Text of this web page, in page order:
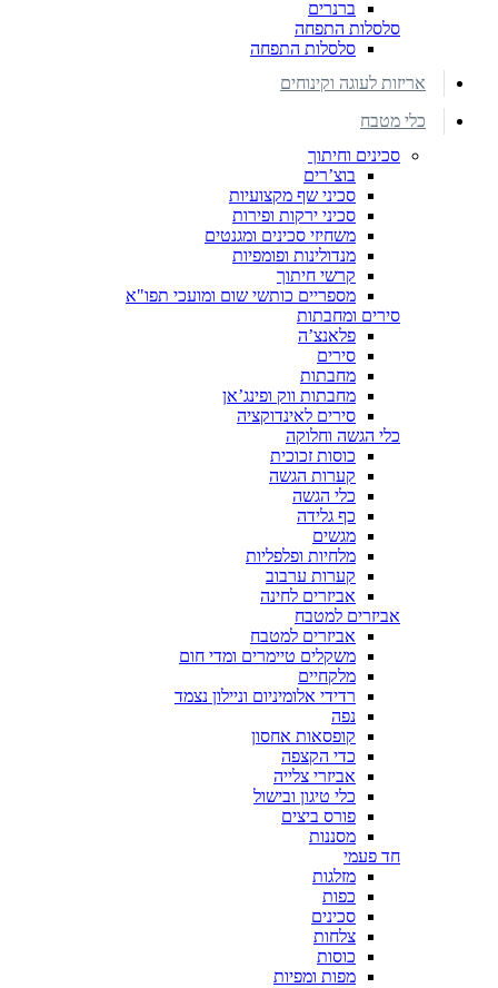
ברנרים
סלסלות התפחה
סלסלות התפחה
אריזות לעוגה וקינוחים
כלי מטבח
סכינים וחיתוך
בוצ’רים
סכיני שף מקצועיות
סכיני ירקות ופירות
משחיזי סכינים ומגנטים
מנדולינות ופומפיות
קרשי חיתוך
מספריים כותשי שום ומועכי תפו"א
סירים ומחבתות
פלאנצ’ה
סירים
מחבתות
מחבתות ווק ופינג’אן
סירים לאינדוקציה
כלי הגשה וחלוקה
כוסות זכוכית
קערות הגשה
כלי הגשה
כף גלידה
מגשים
מלחיות ופלפליות
קערות ערבוב
אביזרים לחינה
אביזרים למטבח
אביזרים למטבח
משקלים טיימרים ומדי חום
מלקחיים
רדידי אלומיניום וניילון נצמד
נפה
קופסאות אחסון
כדי הקצפה
אביזרי צלייה
כלי טיגון ובישול
פורס ביצים
מסננות
חד פעמי
מזלגות
כפות
סכינים
צלחות
כוסות
מפות ומפיות